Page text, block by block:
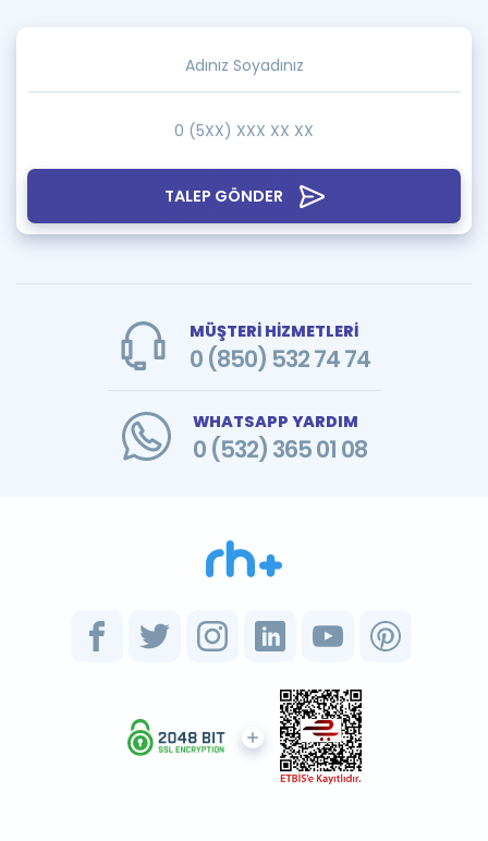
TALEP GÖNDER
MÜŞTERİ HİZMETLERİ
0 (850) 532 74 74
WHATSAPP YARDIM
0 (532) 365 01 08